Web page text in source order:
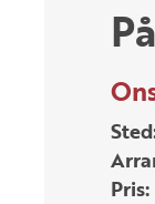
Pris: